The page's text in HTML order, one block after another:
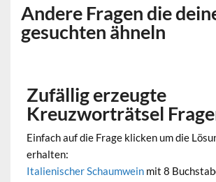
Andere Fragen die
gesuchten ähneln
Zufällig erzeugte
Kreuzworträtsel
Einfach auf die Frage klicken um die
erhalten:
Italienischer Schaumwein mit 8